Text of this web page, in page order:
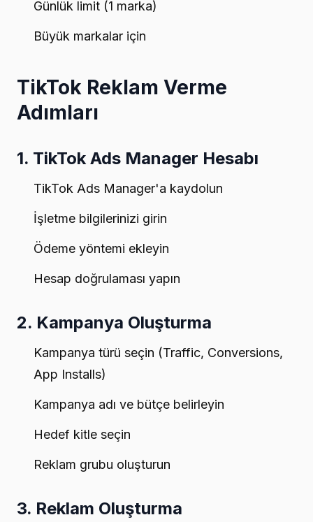
Günlük limit (1 marka)
Büyük markalar için
TikTok Reklam Verme
Adımları
1. TikTok Ads Manager Hesabı
TikTok Ads Manager'a kaydolun
İşletme bilgilerinizi girin
Ödeme yöntemi ekleyin
Hesap doğrulaması yapın
2. Kampanya Oluşturma
Kampanya türü seçin (Traffic, Conversions,
App Installs)
Kampanya adı ve bütçe belirleyin
Hedef kitle seçin
Reklam grubu oluşturun
3. Reklam Oluşturma